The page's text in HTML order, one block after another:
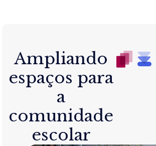
Ampliando
espaços para
a
comunidade
escolar